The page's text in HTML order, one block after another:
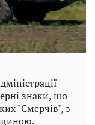
знаки, що
"Смерчів", з